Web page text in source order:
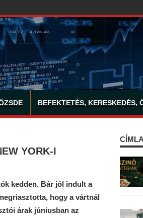
BEFEKTETÉS, KERESKEDÉS,
YORK-I
kedden. Bár jól indult a
hogy a vártnál
árak júniusban az